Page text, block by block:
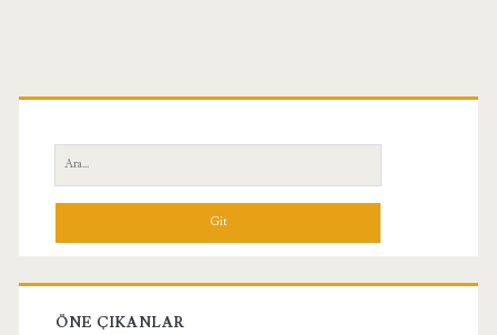
Birincil
Yan
Menü
Ara:
ÖNE ÇIKANLAR